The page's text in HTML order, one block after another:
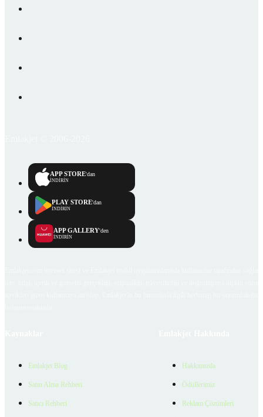
APP STORE'dan
İNDİRİN
PLAY STORE'dan
İNDİRİN
APP GALLERY'den
İNDİRİN
Emlakjet Blog
Satın Alma Rehberi
Satıcı Rehberi
Hakkımızda
Ödüllerimiz
Reklam Çözümleri